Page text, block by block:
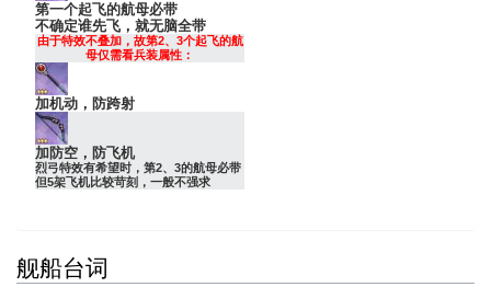
第一个起飞的航母必带
不确定谁先飞，就无脑全带
由于特效不叠加，故第2、3个起飞的航
母仅需看兵装属性：
加机动，防跨射
加防空，防飞机
烈弓特效有希望时，第2、3的航母必带
但5架飞机比较苛刻，一般不强求
舰船台词